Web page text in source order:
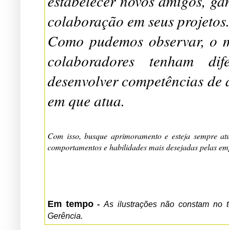
colaboração em seus projetos.
Como pudemos observar, o
colaboradores tenham
desenvolver competências
em que atua.
Com isso, busque aprimoramento e esteja sempre
comportamentos e habilidades mais desejadas pelas
Em tempo - As ilustrações não constam no
Gerência.